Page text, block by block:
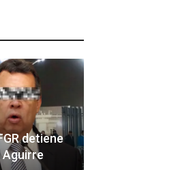
detiene
Aguirre